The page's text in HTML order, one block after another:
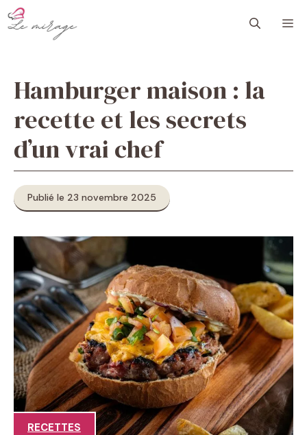
Aller
au
Hamburger maison : la
recette et les secrets
d’un vrai chef
Publié le 23 novembre 2025
RECETTES